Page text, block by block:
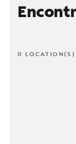
0 LOCATION(S)